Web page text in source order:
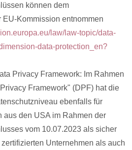
können dem
EU-Kommission entnommen
law/law-topic/data-
data-protection_en?
Privacy Framework: Im Rahmen
Framework" (DPF) hat die
ebenfalls für
aus den USA im Rahmen der
vom 10.07.2023 als sicher
Unternehmen als auch